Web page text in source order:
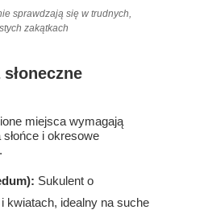
sprawdzają się w trudnych,
zakątkach
miejsca wymagają
i okresowe
Sukulent o
kwiatach, idealny na suche